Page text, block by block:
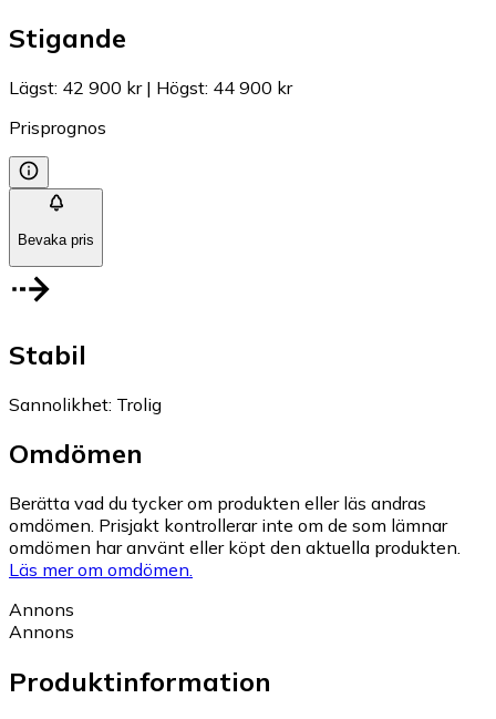
Stigande
Lägst: 42 900 kr| Högst: 44 900 kr
Prisprognos
Bevaka pris
Stabil
Sannolikhet: Trolig
Omdömen
Berätta vad du tycker om produkten eller läs andras
omdömen. Prisjakt kontrollerar inte om de som lämnar
omdömen har använt eller köpt den aktuella produkten.
Läs mer om omdömen.
Annons
Annons
Produktinformation